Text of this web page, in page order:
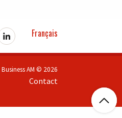

Français
Business AM © 2026
Contact